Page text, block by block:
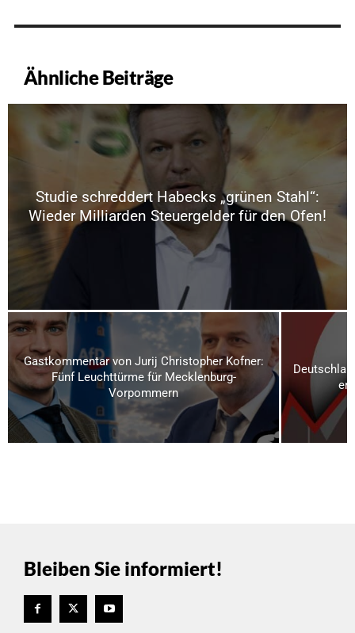
Ähnliche Beiträge
Studie schreddert Habecks „grünen Stahl“:
Wieder Milliarden Steuergelder für den Ofen!
Gastkommentar von Jurij Christopher Kofner:
Fünf Leuchttürme für Mecklenburg-
Vorpommern
Bleiben Sie informiert!